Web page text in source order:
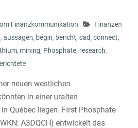
Finanzkommunikation
Finanzen
, aussagen, bégin, bericht, cad, connect,
, mining, Phosphate, research,
neuen westlichen
in einer uralten
Québec liegen. First Phosphate
A3DQCH) entwickelt das